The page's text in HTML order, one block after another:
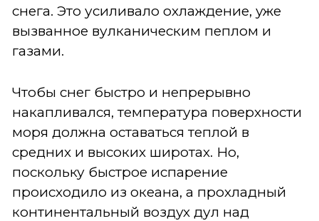
снега. Это усиливало охлаждение, уже
вызванное вулканическим пеплом и
газами.
Чтобы снег быстро и непрерывно
накапливался, температура поверхности
моря должна оставаться теплой в
средних и высоких широтах. Но,
поскольку быстрое испарение
происходило из океана, а прохладный
континентальный воздух дул над